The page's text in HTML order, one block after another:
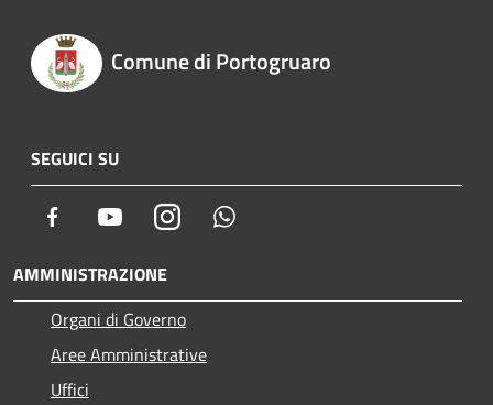
Comune di Portogruaro
SEGUICI SU
Facebook YoutubeInstagram
AMMINISTRAZIONE
Organi di Governo
Aree Amministrative
Uffici